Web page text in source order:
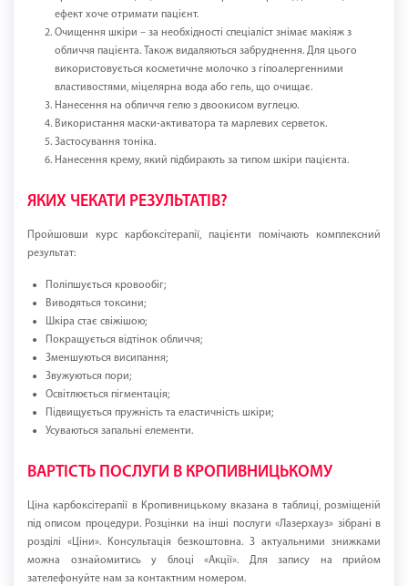
ефект хоче отримати пацієнт.
Очищення шкіри – за необхідності спеціаліст знімає макіяж з
обличчя пацієнта. Також видаляються забруднення. Для цього
використовується косметичне молочко з гіпоалергенними
властивостями, міцелярна вода або гель, що очищає.
Нанесення на обличчя гелю з двоокисом вуглецю.
Використання маски-активатора та марлевих серветок.
Застосування тоніка.
Нанесення крему, який підбирають за типом шкіри пацієнта.
ЯКИХ ЧЕКАТИ РЕЗУЛЬТАТІВ?
Пройшовши курс карбоксітерапії, пацієнти помічають комплексний
результат:
Поліпшується кровообіг;
Виводяться токсини;
Шкіра стає свіжішою;
Покращується відтінок обличчя;
Зменшуються висипання;
Звужуються пори;
Освітлюється пігментація;
Підвищується пружність та еластичність шкіри;
Усуваються запальні елементи.
ВАРТІСТЬ ПОСЛУГИ В КРОПИВНИЦЬКОМУ
Ціна карбоксітерапії в Кропивницькому вказана в таблиці, розміщеній
під описом процедури. Розцінки на інші послуги «Лазерхауз» зібрані в
розділі «Ціни». Консультація безкоштовна. З актуальними знижками
можна ознайомитись у блоці «Акції». Для запису на прийом
зателефонуйте нам за контактним номером.